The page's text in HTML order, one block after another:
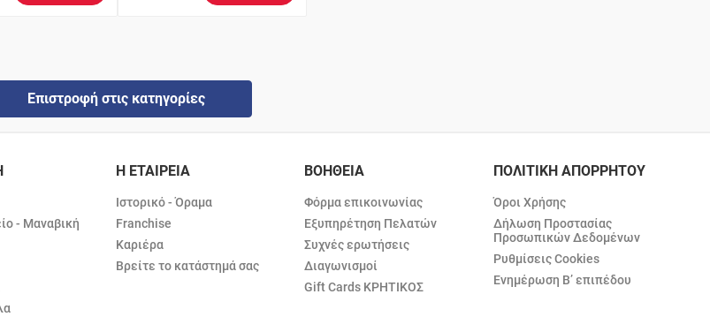
Επιστροφή στις κατηγορίες
- Μαναβική
Η ΕΤΑΙΡΕΙΑ
Ιστορικό - Όραμα
Franchise
Καριέρα
Βρείτε το κατάστημά σας
ΒΟΗΘΕΙΑ
Φόρμα επικοινωνίας
Εξυπηρέτηση Πελατών
Συχνές ερωτήσεις
Διαγωνισμοί
Gift Cards ΚΡΗΤΙΚΟΣ
ΠΟΛΙΤΙΚΗ ΑΠΟΡΡΗΤΟΥ
Όροι Χρήσης
Δήλωση Προστασίας
Προσωπικών Δεδομένων
Ρυθμίσεις Cookies
Ενημέρωση Β’ επιπέδου